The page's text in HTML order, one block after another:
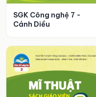
SGK Công nghệ 7 -
Cánh Diều